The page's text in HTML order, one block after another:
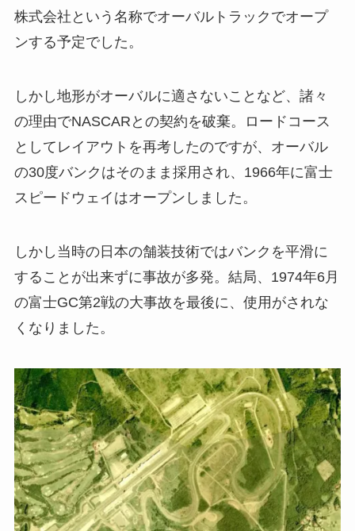
株式会社という名称でオーバルトラックでオープ
ンする予定でした。
しかし地形がオーバルに適さないことなど、諸々
の理由でNASCARとの契約を破棄。ロードコース
としてレイアウトを再考したのですが、オーバル
の30度バンクはそのまま採用され、1966年に富士
スピードウェイはオープンしました。
しかし当時の日本の舗装技術ではバンクを平滑に
することが出来ずに事故が多発。結局、1974年6月
の富士GC第2戦の大事故を最後に、使用がされな
くなりました。